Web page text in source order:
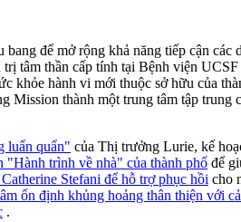
để mở rộng khả năng tiếp cận các
tâm thần cấp tính tại Bệnh viện
hành vi mới thuộc sở hữu của
thành một trung tâm tập trung
luẩn quẩn" của Thị trưởng Lurie, kế
"Hành trình về nhà" của thành phố để
Stefani để hỗ trợ phục hồi cho
ổn định khủng hoảng thân thiện với
.